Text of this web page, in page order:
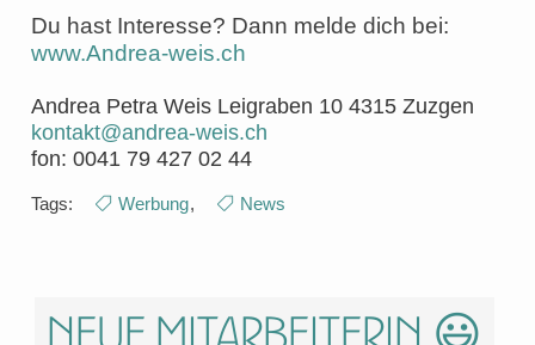
Du hast Interesse? Dann melde dich bei:
www.Andrea-weis.ch
Andrea Petra Weis Leigraben 10 4315 Zuzgen
kontakt@andrea-weis.ch
fon: 0041 79 427 02 44
Tags: Werbung, News
Neue Mitarbeiterin 😃